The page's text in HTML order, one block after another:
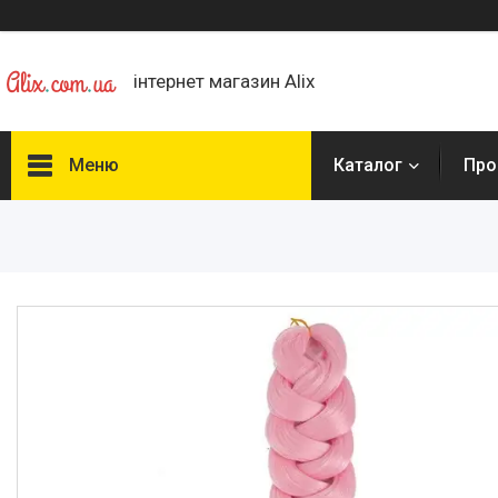
інтернет магазин Alix
Меню Каталог